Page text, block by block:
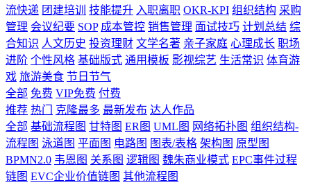
流快递 团建培训 技能提升 入职离职 OKR-KPI 组织结构 采购
管理 会议纪要 SOP 成本管控 销售管理 面试技巧 计划总结 综
合知识 人文历史 投资理财 文学名著 亲子家庭 心理成长 职场
进阶 个性风格 基础版式 通用模板 影视综艺 生活常识 体育游
戏 旅游美食 节日节气
全部 免费 VIP免费 付费
推荐 热门 克隆最多 最新发布 达人作品
全部 基础流程图 甘特图 ER图 UML图 网络拓扑图 组织结构-
流程图 泳道图 平面图 电路图 图表/表格 架构图 原型图
BPMN2.0 韦恩图 关系图 逻辑图 魏朱商业模式 EPC事件过程
链图 EVC企业价值链图 其他流程图